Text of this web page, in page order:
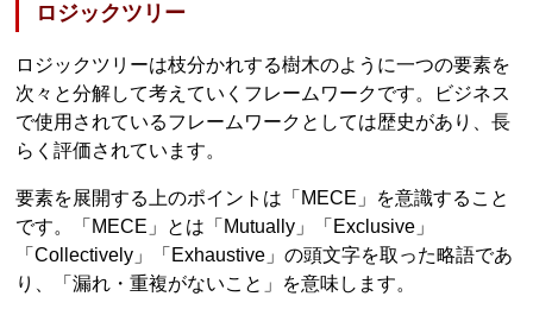
ロジックツリー
ロジックツリーは枝分かれする樹木のように一つの要素を
次々と分解して考えていくフレームワークです。ビジネス
で使用されているフレームワークとしては歴史があり、長
らく評価されています。
要素を展開する上のポイントは「MECE」を意識すること
です。「MECE」とは「Mutually」「Exclusive」
「Collectively」「Exhaustive」の頭文字を取った略語であ
り、「漏れ・重複がないこと」を意味します。